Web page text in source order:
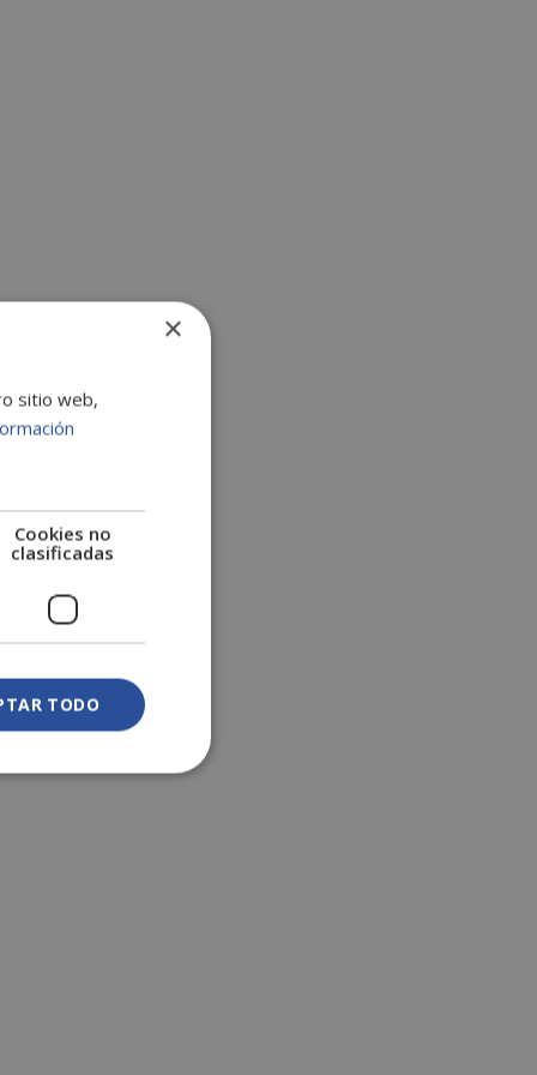
×
sitio web,
Cookies no
clasificadas
TODO